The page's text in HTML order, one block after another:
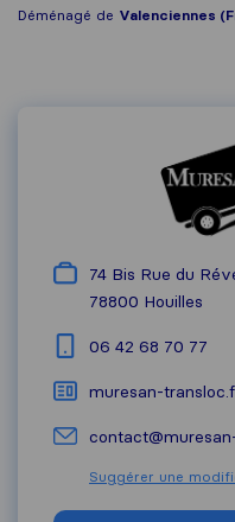
Déménagé de Valenciennes
74 Bis Rue du
78800 Houilles
06 42 68 70 77
muresan-
Suggérer une